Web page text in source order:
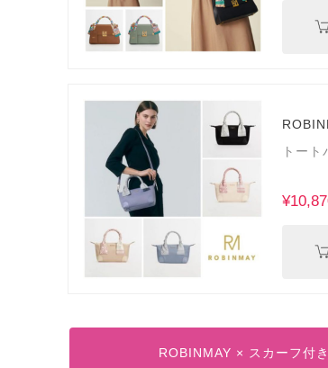
トート
ROBINMAY × スカーフ付